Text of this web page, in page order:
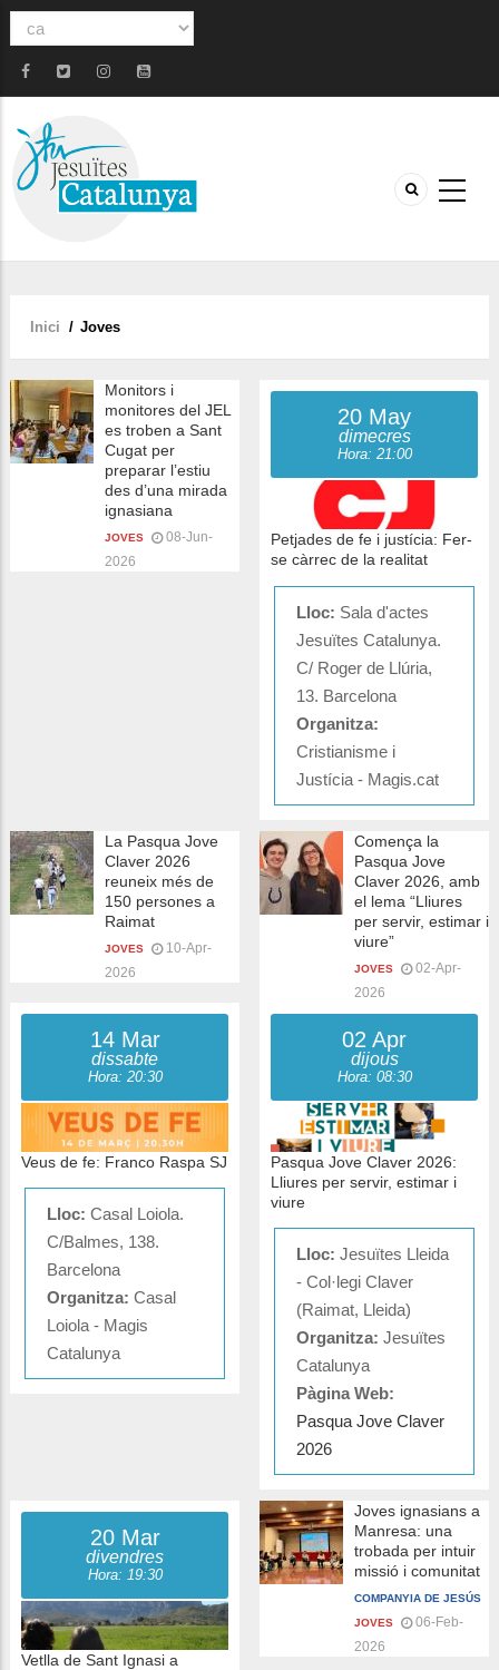
Select
language
Fil
d'ariadna
Inici / Joves
Monitors i
monitores del JEL
es troben a Sant
Cugat per
preparar l’estiu
des d’una mirada
ignasiana
JOVES
08-Jun-
2026
20 May
dimecres
Hora: 21:00
Petjades de fe i justícia: Fer-
se càrrec de la realitat
Lloc: Sala d'actes
Jesuïtes Catalunya.
C/ Roger de Llúria,
13. Barcelona
Organitza:
Cristianisme i
Justícia - Magis.cat
La Pasqua Jove
Claver 2026
reuneix més de
150 persones a
Raimat
JOVES
10-Apr-
2026
Comença la
Pasqua Jove
Claver 2026, amb
el lema “Lliures
per servir, estimar i
viure”
JOVES
02-Apr-
2026
14 Mar
dissabte
Hora: 20:30
Veus de fe: Franco Raspa SJ
Lloc: Casal Loiola.
C/Balmes, 138.
Barcelona
Organitza: Casal
Loiola - Magis
Catalunya
02 Apr
dijous
Hora: 08:30
Pasqua Jove Claver 2026:
Lliures per servir, estimar i
viure
Lloc: Jesuïtes Lleida
- Col·legi Claver
(Raimat, Lleida)
Organitza: Jesuïtes
Catalunya
Pàgina Web:
Pasqua Jove Claver
2026
20 Mar
divendres
Hora: 19:30
Vetlla de Sant Ignasi a
Joves ignasians a
Manresa: una
trobada per intuir
missió i comunitat
COMPANYIA DE JESÚS
JOVES
06-Feb-
2026